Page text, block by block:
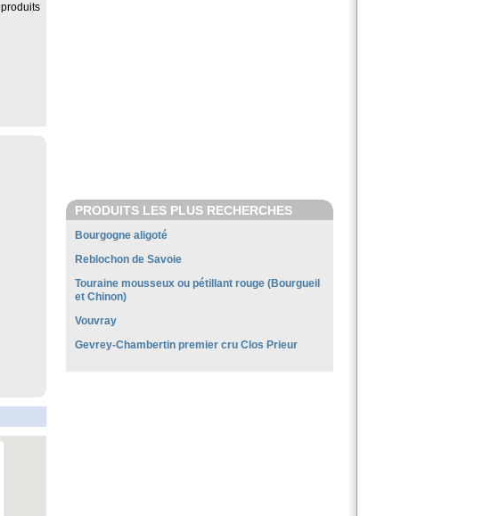
PRODUITS LES PLUS RECHERCHES
Bourgogne aligoté
Reblochon de Savoie
Touraine mousseux ou pétillant rouge (Bourgueil
et Chinon)
Vouvray
Gevrey-Chambertin premier cru Clos Prieur